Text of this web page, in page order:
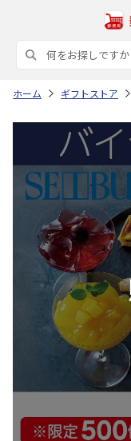
ホーム ギフトストア